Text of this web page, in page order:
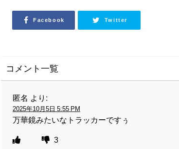
Facebook Twitter
コメント一覧
匿名 より:
2025年10月5日 5:55 PM
万華鏡みたいなトラッカーですぅ
3